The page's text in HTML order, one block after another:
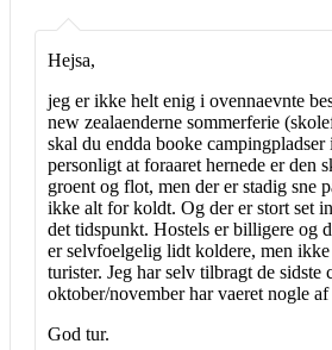
Hejsa,
jeg er ikke helt enig i ovennaevnte
new zealaenderne sommerferie
skal du endda booke campingpladser
personligt at foraaret hernede er den
groent og flot, men der er stadig sne
ikke alt for koldt. Og der er stort set
det tidspunkt. Hostels er billigere og
er selvfoelgelig lidt koldere, men ikke
turister. Jeg har selv tilbragt de sidste
oktober/november har vaeret nogle af
God tur.